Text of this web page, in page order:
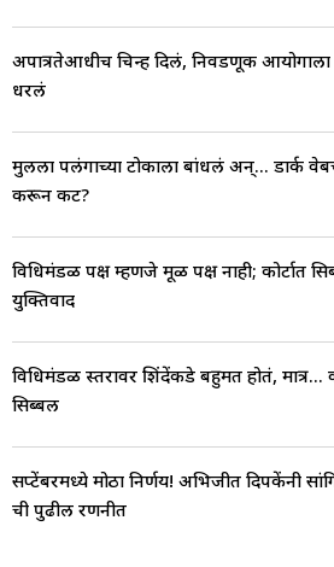
अपात्रतेआधीच चिन्ह दिलं, निवडणूक आयोगाला
धरलं
मुलीला पलंगाच्या टोकाला बांधलं अन्... डार्क
करून कट?
विधिमंडळ पक्ष म्हणजे मूळ पक्ष नाही; कोर्टात
युक्तिवाद
विधिमंडळ स्तरावर शिंदेंकडे बहुमत होतं, मात्र...
सिब्बल
सप्टेंबरमध्ये मोठा निर्णय! अभिजीत दिपकेंनी
ची पुढील रणनीत